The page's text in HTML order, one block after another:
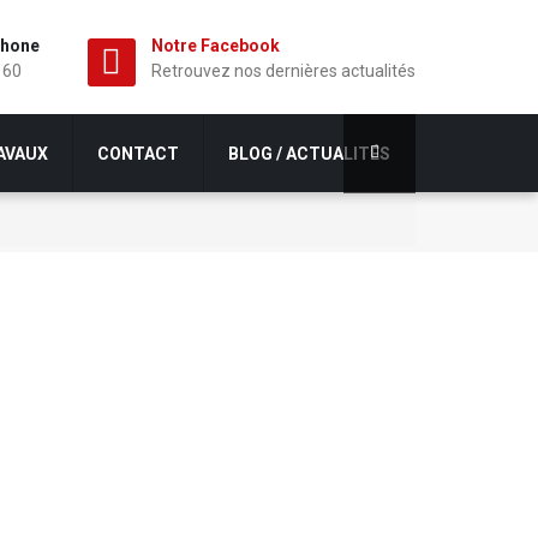
Notre Facebook
Retrouvez nos dernières actualités
CONTACT BLOG / ACTUALITÉS